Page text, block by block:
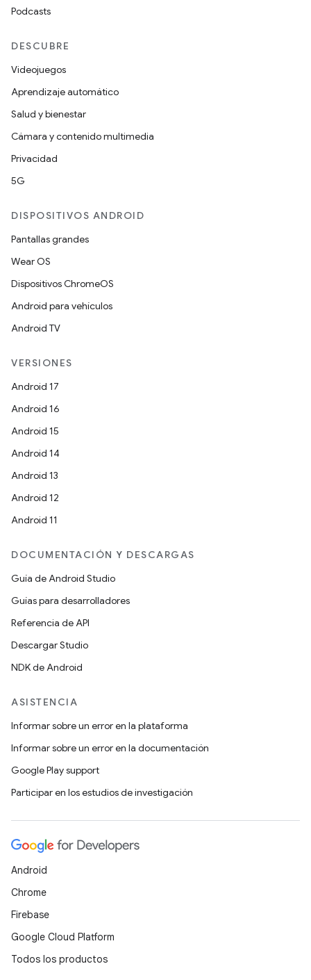
Podcasts
DESCUBRE
Videojuegos
Aprendizaje automático
Salud y bienestar
Cámara y contenido multimedia
Privacidad
5G
DISPOSITIVOS ANDROID
Pantallas grandes
Wear OS
Dispositivos ChromeOS
Android para vehículos
Android TV
VERSIONES
Android 17
Android 16
Android 15
Android 14
Android 13
Android 12
Android 11
DOCUMENTACIÓN Y DESCARGAS
Guía de Android Studio
Guías para desarrolladores
Referencia de API
Descargar Studio
NDK de Android
ASISTENCIA
Informar sobre un error en la plataforma
Informar sobre un error en la documentación
Google Play support
Participar en los estudios de investigación
Android
Chrome
Firebase
Google Cloud Platform
Todos los productos